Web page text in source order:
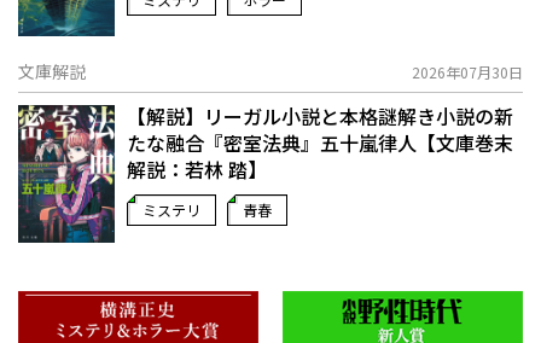
文庫解説 2026年07月30日
【解説】リーガル小説と本格謎解き小説の新
たな融合――『密室法典』五十嵐律人【文庫巻末
解説：若林 踏】
ミステリ 青春